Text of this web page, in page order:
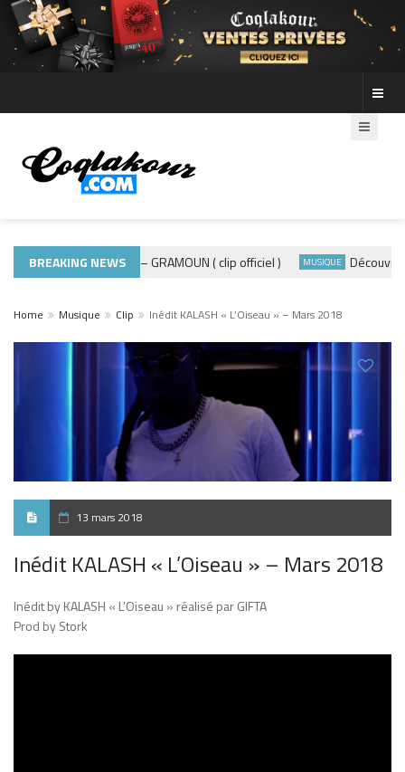
BREAKING NEWS
MUSIQUE 974 ADE440 – GRAMOUN ( clip officiel ) MUSIQUE Découvre les
Home Musique Clip Inédit KALASH « L’Oiseau » – Mars 2018
13 mars 2018
Inédit KALASH « L’Oiseau » – Mars 2018
Inédit by KALASH « L’Oiseau » réalisé par GIFTA
Prod by Stork